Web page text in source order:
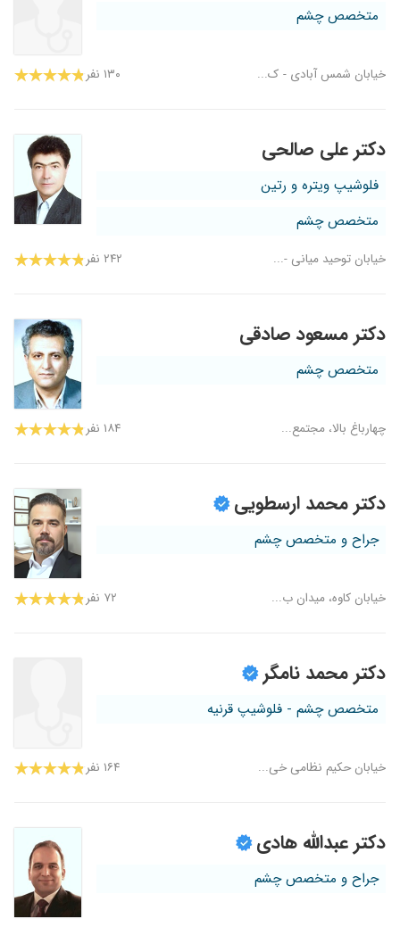
متخصص چشم
خیابان شمس آبادی - ک... ۱۳۰ نفر
دکتر علی صالحی
فلوشیپ ویتره و رتین
متخصص چشم
خیابان توحید میانی -... ۲۴۲ نفر
دکتر مسعود صادقی
متخصص چشم
چهارباغ بالا، مجتمع... ۱۸۴ نفر
دکتر محمد ارسطویی
جراح و متخصص چشم
خیابان کاوه، میدان ب... ۷۲ نفر
دکتر محمد نامگر
متخصص چشم - فلوشیپ قرنیه
خیابان حکیم نظامی خی... ۱۶۴ نفر
دکتر عبدالله هادی
جراح و متخصص چشم